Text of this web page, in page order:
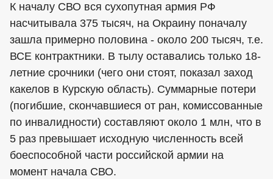
К началу СВО вся сухопутная армия РФ
насчитывала 375 тысяч, на Окраину поначалу
зашла примерно половина - около 200 тысяч, т.е.
ВСЕ контрактники. В тылу оставались только 18-
летние срочники (чего они стоят, показал заход
какелов в Курскую область). Суммарные потери
(погибшие, скончавшиеся от ран, комиссованные
по инвалидности) составляют около 1 млн, что в
5 раз превышает исходную численность всей
боеспособной части российской армии на
момент начала СВО.